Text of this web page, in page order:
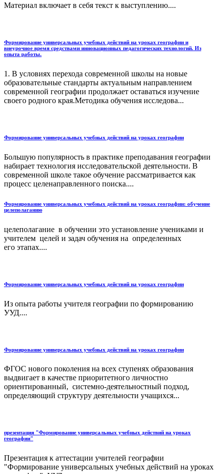
Материал включает в себя текст к выступлению....
Формирование универсальных учебных действий на уроках географии и
внеурочное время средствами инновационных педагогических технологий. Из
опыта работы.
1. В условиях перехода современной школы на новые
образовательные стандарты актуальным направлением
современной географии продолжает оставаться изучение
своего родного края.Методика обучения исследова...
Формирование универсальных учебных действий на уроках географии
Большую популярность в практике преподавания географии
набирает технология исследовательской деятельности. В
современной школе такое обучение рассматривается как
процесс целенаправленного поиска....
Формирование универсальных учебных действий на уроках географии: обучение
целеполаганию
целеполагание в обучении это установление учениками и
учителем целей и задач обучения на определенных
его этапах....
Формирование универсальных учебных действий на уроках географии
Из опыта работы учителя географии по формированию
УУД....
Формирование универсальных учебных действий на уроках географии
ФГОС нового поколения на всех ступенях образования
выдвигает в качестве приоритетного личностно
ориентированный, системно-деятельностный подход,
определяющий структуру деятельности учащихся...
презентация "Формирование универсальных учебных действий на уроках
географии"
Презентация к аттестации учителей географии
"Формирование универсальных учебных действий на уроках